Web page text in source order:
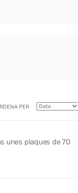
PER
unes plaques de 70